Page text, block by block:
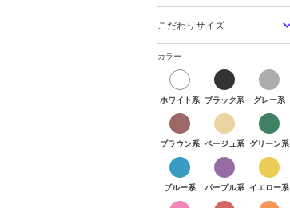
こだわりサイズ
カラー
ホワイト系
ホワイト系
ブラック系
ブラック系
グレー系
グレー系
ブラウン系
ブラウン系
ベージュ系
ベージュ系
グリーン系
グリーン系
ブルー系
ブルー系
パープル系
パープル系
イエロー系
イエロー系
ピンク系 レッド系 オレンジ系